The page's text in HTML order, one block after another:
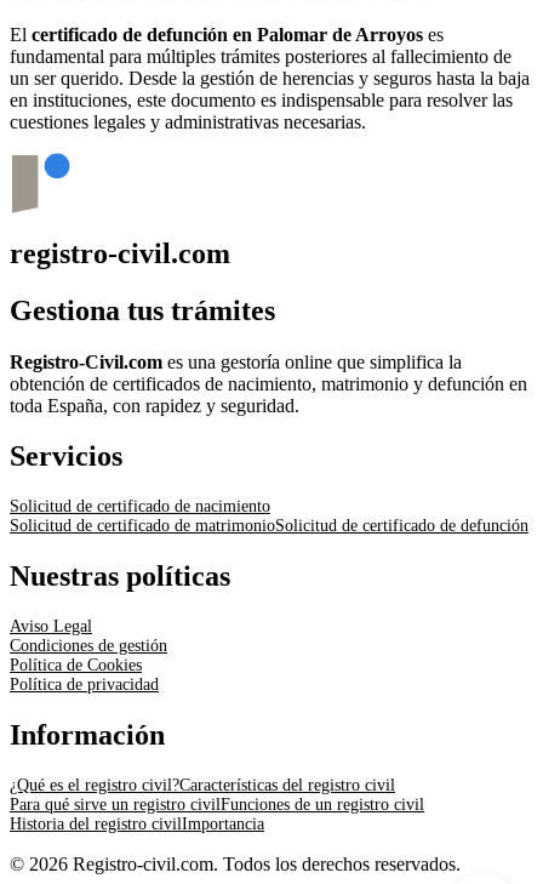
El certificado de defunción en Palomar de Arroyos es
fundamental para múltiples trámites posteriores al fallecimiento de
un ser querido. Desde la gestión de herencias y seguros hasta la baja
en instituciones, este documento es indispensable para resolver las
cuestiones legales y administrativas necesarias.
registro-civil.com
Gestiona tus trámites
Registro-Civil.com es una gestoría online que simplifica la
obtención de certificados de nacimiento, matrimonio y defunción en
toda España, con rapidez y seguridad.
Servicios
Solicitud de certificado de nacimiento
Solicitud de certificado de matrimonioSolicitud de certificado de defunción
Nuestras políticas
Aviso Legal
Condiciones de gestión
Política de Cookies
Política de privacidad
Información
¿Qué es el registro civil?Características del registro civil
Para qué sirve un registro civilFunciones de un registro civil
Historia del registro civilImportancia
© 2026 Registro-civil.com. Todos los derechos reservados.